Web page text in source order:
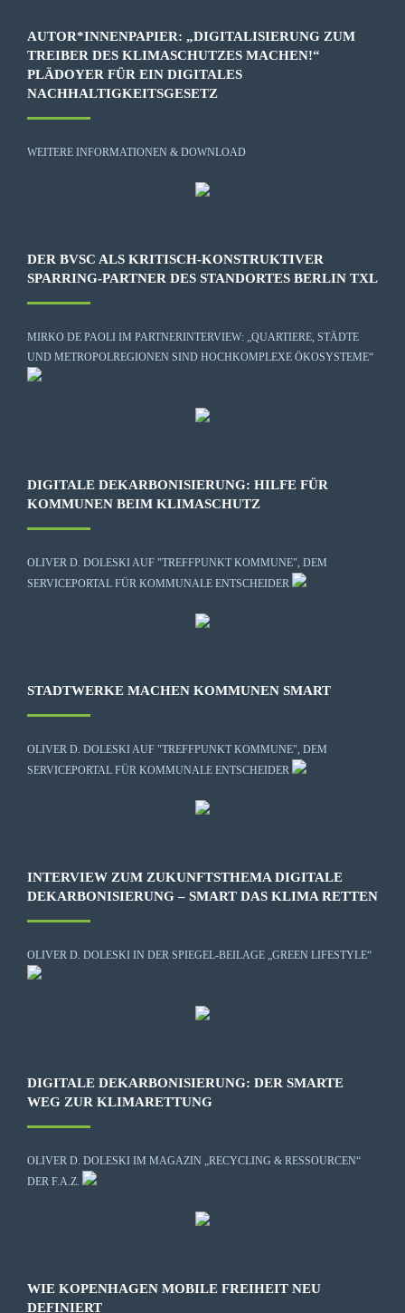
AUTOR*INNENPAPIER: „DIGITALISIERUNG ZUM
TREIBER DES KLIMASCHUTZES MACHEN!“
PLÄDOYER FÜR EIN DIGITALES
NACHHALTIGKEITSGESETZ
WEITERE INFORMATIONEN & DOWNLOAD
DER BVSC ALS KRITISCH-KONSTRUKTIVER
SPARRING-PARTNER DES STANDORTES BERLIN TXL
MIRKO DE PAOLI IM PARTNERINTERVIEW: „QUARTIERE, STÄDTE
UND METROPOLREGIONEN SIND HOCHKOMPLEXE ÖKOSYSTEME“
DIGITALE DEKARBONISIERUNG: HILFE FÜR
KOMMUNEN BEIM KLIMASCHUTZ
OLIVER D. DOLESKI AUF "TREFFPUNKT KOMMUNE", DEM
SERVICEPORTAL FÜR KOMMUNALE ENTSCHEIDER
STADTWERKE MACHEN KOMMUNEN SMART
OLIVER D. DOLESKI AUF "TREFFPUNKT KOMMUNE", DEM
SERVICEPORTAL FÜR KOMMUNALE ENTSCHEIDER
INTERVIEW ZUM ZUKUNFTSTHEMA DIGITALE
DEKARBONISIERUNG – SMART DAS KLIMA RETTEN
OLIVER D. DOLESKI IN DER SPIEGEL-BEILAGE „GREEN LIFESTYLE“
DIGITALE DEKARBONISIERUNG: DER SMARTE
WEG ZUR KLIMARETTUNG
OLIVER D. DOLESKI IM MAGAZIN „RECYCLING & RESSOURCEN“
DER F.A.Z.
WIE KOPENHAGEN MOBILE FREIHEIT NEU
DEFINIERT